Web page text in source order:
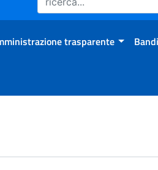
trasparente